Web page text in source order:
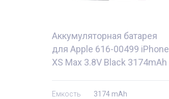
Аккумуляторная батарея
для Apple 616-00499 iPhone
XS Max 3.8V Black 3174mAh
Емкость
3174 mAh